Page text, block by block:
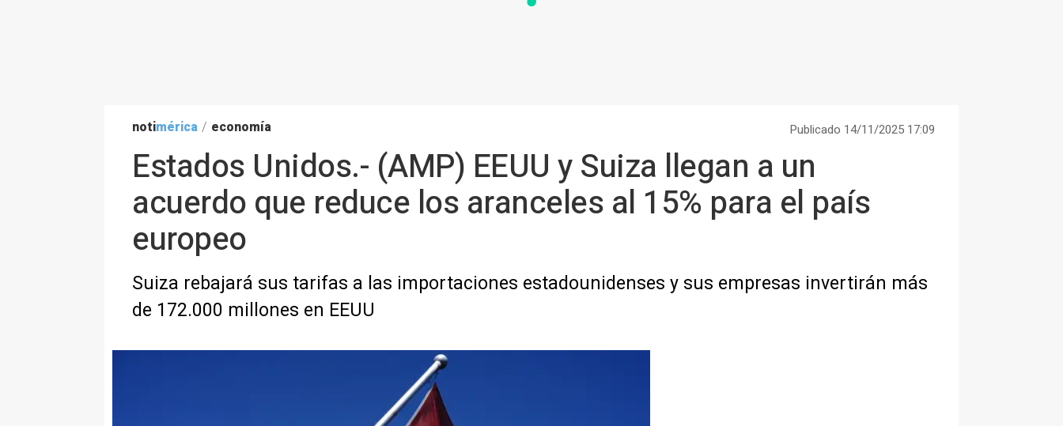
notimérica / economía Publicado 14/11/2025 17:09
Estados Unidos.- (AMP) EEUU y Suiza llegan a un
acuerdo que reduce los aranceles al 15% para el país
europeo
Suiza rebajará sus tarifas a las importaciones estadounidenses y sus empresas invertirán más
de 172.000 millones en EEUU